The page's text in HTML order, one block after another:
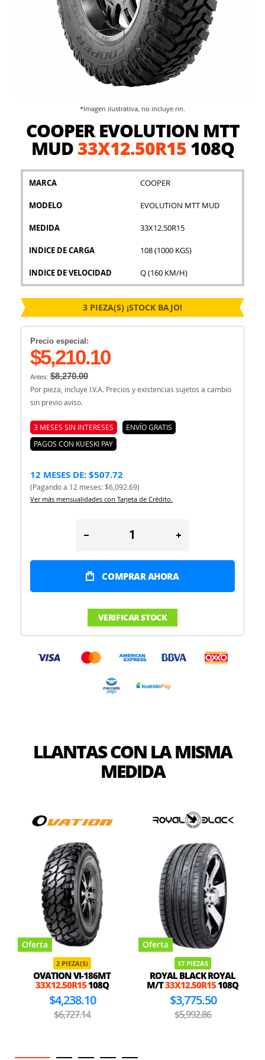
COOPER EVOLUTION MTT
MUD33X12.50R15108Q
MARCA COOPER
MODELO EVOLUTION MTT MUD
MEDIDA 33X12.50R15
INDICE DE CARGA 108 (1000 KGS)
INDICE DE VELOCIDAD Q (160 KM/H)
3 PIEZA(S) ¡STOCK BAJO!
Precio especial:
$5,210.10
Antes: $8,270.00
Por pieza, incluye I.V.A. Precios y existencias sujetos a cambio
sin previo aviso.
3 MESES SIN INTERESES
ENVÍO GRATIS
PAGOS CON KUESKI PAY
12 MESES DE: $507.72
(Pagando a 12 meses: $6,092.69)
Ver más mensualidades con Tarjeta de Crédito.
COMPRAR AHORA
VERIFICAR STOCK
*Imagen ilustrativa, no incluye rin.
comienzo
galería
imágenes
LLANTAS CON LA MISMA
MEDIDA
Oferta
2 PIEZA(S)
OVATION VI-186MT
33X12.50R15108Q
$4,238.10
$6,727.14
Oferta
17 PIEZAS
ROYAL BLACK ROYAL
M/T33X12.50R15108Q
$3,775.50
$5,992.86